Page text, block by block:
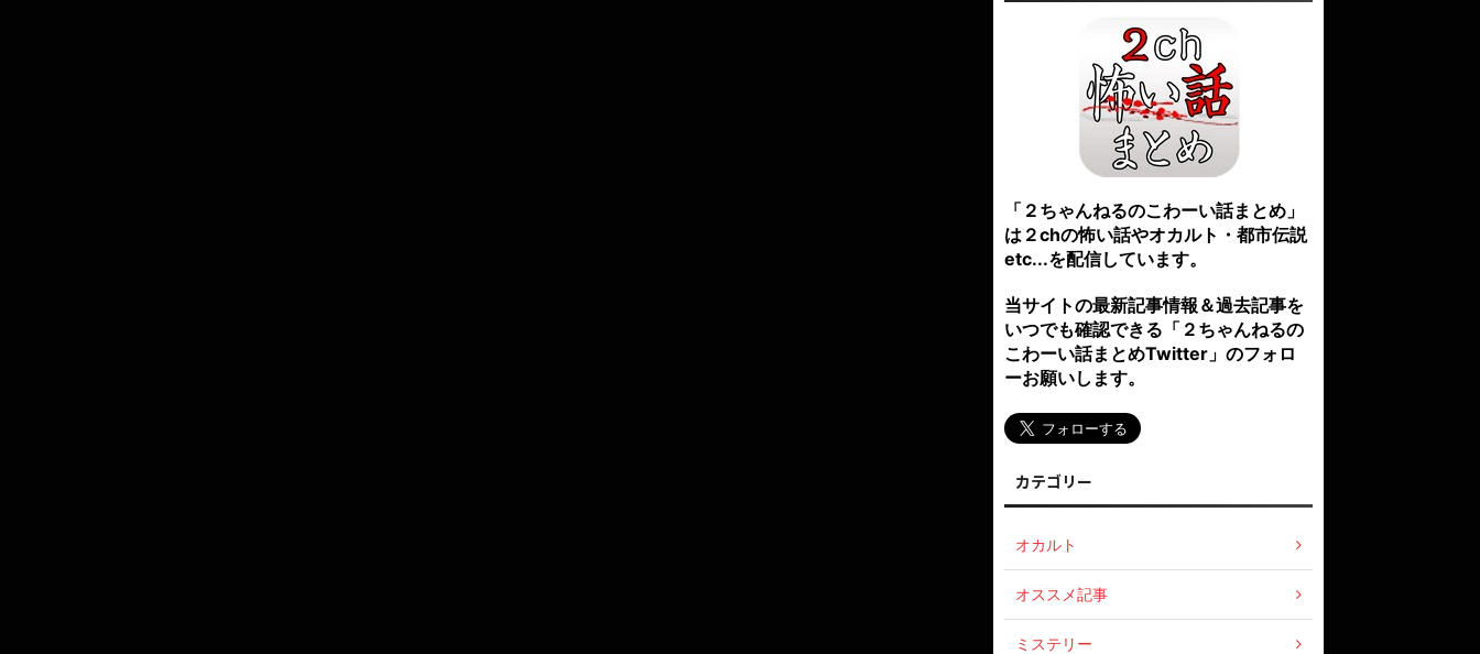
「２ちゃんねるのこわーい話まとめ」
は２chの怖い話やオカルト・都市伝説
etc...を配信しています。
当サイトの最新記事情報＆過去記事を
いつでも確認できる「２ちゃんねるの
こわーい話まとめTwitter」のフォロ
ーお願いします。
カテゴリー
オカルト
オススメ記事
ミステリー